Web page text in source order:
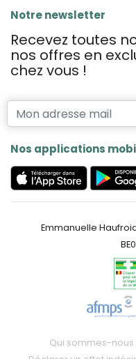
Notre newsletter
Recevez toutes
nos offres en
chez vous !
Nos applications
Emmanuelle
Qui sommes-nous